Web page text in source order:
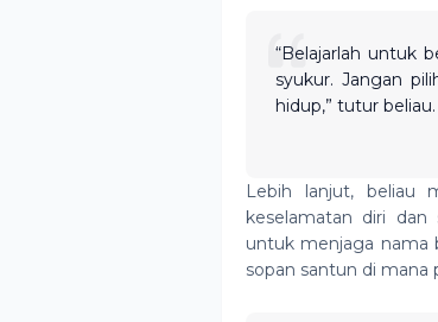
“Belajarlah untuk
syukur. Jangan
hidup,” tutur beliau.
Lebih lanjut, beliau
keselamatan diri
untuk menjaga nama
sopan santun di mana